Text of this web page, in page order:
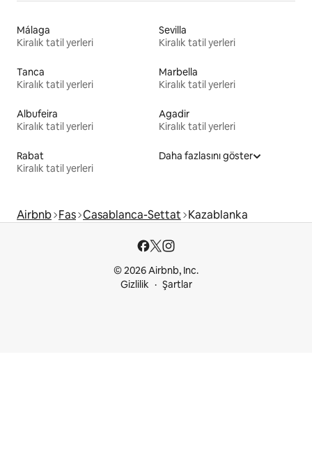
Málaga
Kiralık tatil yerleri
Sevilla
Kiralık tatil yerleri
Tanca
Kiralık tatil yerleri
Marbella
Kiralık tatil yerleri
Albufeira
Kiralık tatil yerleri
Agadir
Kiralık tatil yerleri
Rabat
Kiralık tatil yerleri
Daha fazlasını göster
Airbnb Fas Casablanca-Settat Kazablanka
© 2026 Airbnb, Inc.
Gizlilik
Şartlar